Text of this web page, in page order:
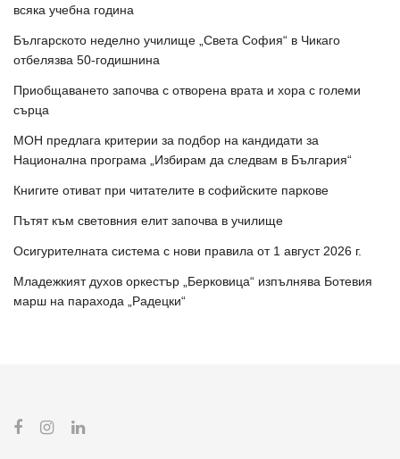
всяка учебна година
Българското неделно училище „Света София“ в Чикаго
отбелязва 50-годишнина
Приобщаването започва с отворена врата и хора с големи
сърца
МОН предлага критерии за подбор на кандидати за
Национална програма „Избирам да следвам в България“
Книгите отиват при читателите в софийските паркове
Пътят към световния елит започва в училище
Осигурителната система с нови правила от 1 август 2026 г.
Младежкият духов оркестър „Берковица“ изпълнява Ботевия
марш на парахода „Радецки“